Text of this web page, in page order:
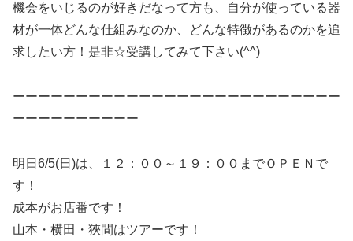
機会をいじるのが好きだなって方も、自分が使っている器
材が一体どんな仕組みなのか、どんな特徴があるのかを追
求したい方！是非☆受講してみて下さい(^^)
ーーーーーーーーーーーーーーーーーーーーーーーーーー
ーーーーーーーーーー
明日6/5(日)は、１２：００～１９：００までＯＰＥＮで
す！
成本がお店番です！
山本・横田・狹間はツアーです！